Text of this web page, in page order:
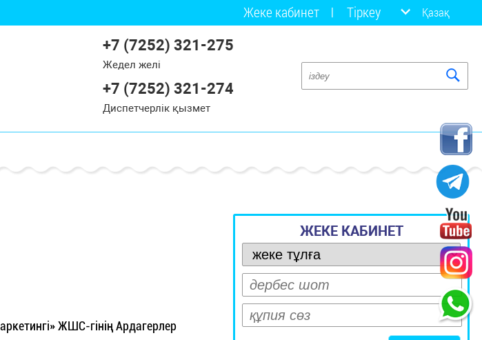
Жеке кабинет Тіркеу Қазақ
+7 (7252) 321-275
Жедел желі
+7 (7252) 321-274
Диспетчерлік қызмет
ЖШС-гінің Ардагерлер
ЖЕКЕ КАБИНЕТ